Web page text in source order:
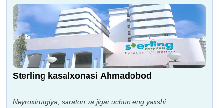
Sterling kasalxonasi Ahmadobod
Neyroxirurgiya, saraton va jigar uchun eng yaxshi.